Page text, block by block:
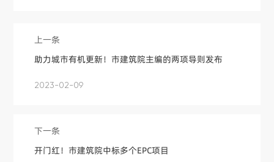
上一条
助力城市有机更新！市建筑院主编的两项导则发布
2023-02-09
下一条
开门红！市建筑院中标多个EPC项目